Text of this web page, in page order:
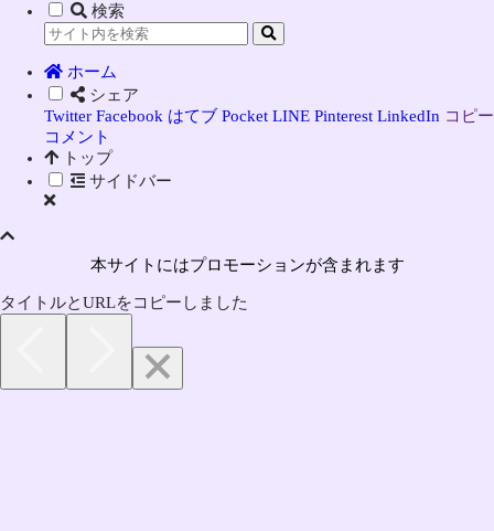
検索
ホーム
シェア
Twitter Facebook はてブ Pocket LINE Pinterest LinkedIn コピー
コメント
トップ
サイドバー
本サイトにはプロモーションが含まれます
タイトルとURLをコピーしました